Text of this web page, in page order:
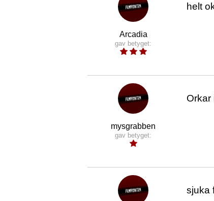
Arcadia
gav betyget:
helt
mysgrabben
gav betyget:
Orkar
sjuka